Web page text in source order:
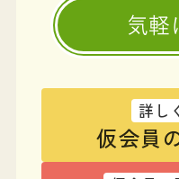
気軽
詳し
仮会員